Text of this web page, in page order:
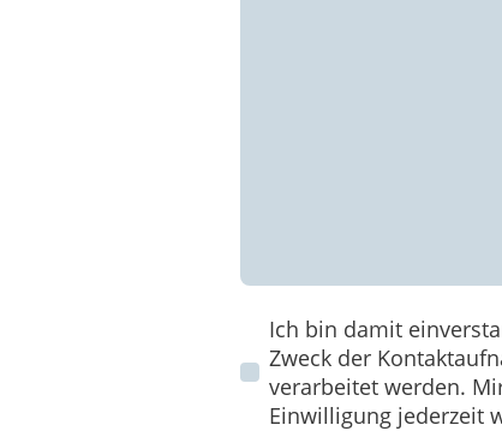
Ich bin damit
Zweck der
verarbeitet werden.
Einwilligung jederzeit